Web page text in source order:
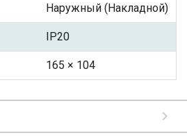
Наружный (Накладной)
IP20
165 × 104